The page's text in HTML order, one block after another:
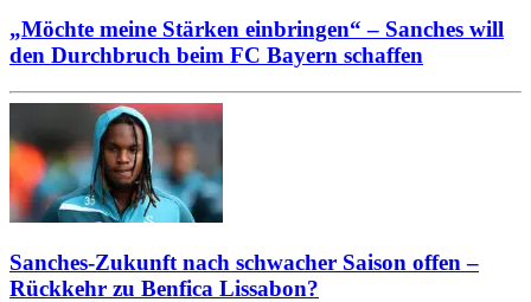
„Möchte meine Stärken einbringen“ – Sanches will
den Durchbruch beim FC Bayern schaffen
Sanches-Zukunft nach schwacher Saison offen –
Rückkehr zu Benfica Lissabon?